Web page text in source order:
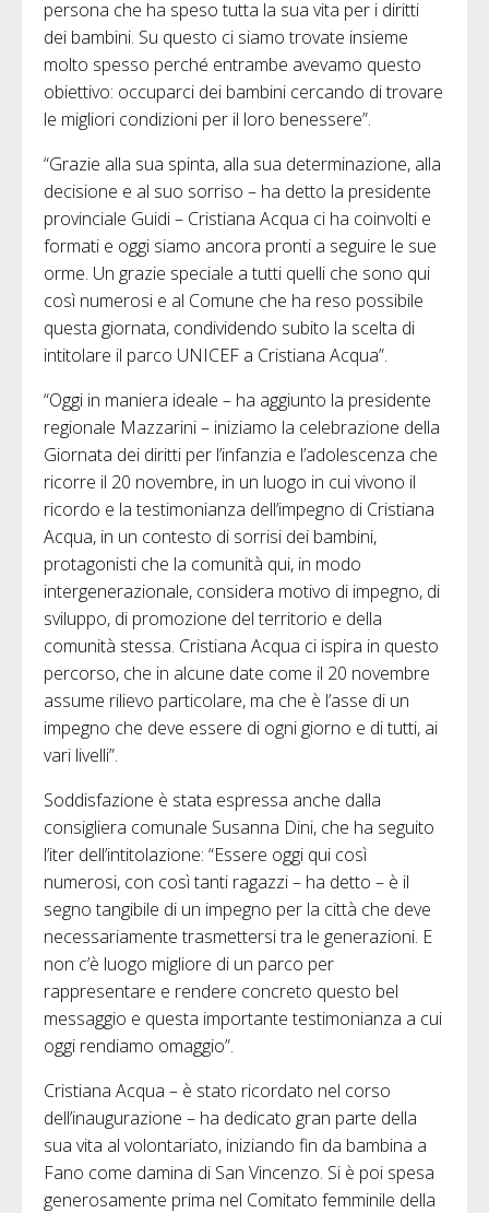
persona che ha speso tutta la sua vita per i diritti
dei bambini. Su questo ci siamo trovate insieme
molto spesso perché entrambe avevamo questo
obiettivo: occuparci dei bambini cercando di trovare
le migliori condizioni per il loro benessere”.
“Grazie alla sua spinta, alla sua determinazione, alla
decisione e al suo sorriso – ha detto la presidente
provinciale Guidi – Cristiana Acqua ci ha coinvolti e
formati e oggi siamo ancora pronti a seguire le sue
orme. Un grazie speciale a tutti quelli che sono qui
così numerosi e al Comune che ha reso possibile
questa giornata, condividendo subito la scelta di
intitolare il parco UNICEF a Cristiana Acqua”.
“Oggi in maniera ideale – ha aggiunto la presidente
regionale Mazzarini – iniziamo la celebrazione della
Giornata dei diritti per l’infanzia e l’adolescenza che
ricorre il 20 novembre, in un luogo in cui vivono il
ricordo e la testimonianza dell’impegno di Cristiana
Acqua, in un contesto di sorrisi dei bambini,
protagonisti che la comunità qui, in modo
intergenerazionale, considera motivo di impegno, di
sviluppo, di promozione del territorio e della
comunità stessa. Cristiana Acqua ci ispira in questo
percorso, che in alcune date come il 20 novembre
assume rilievo particolare, ma che è l’asse di un
impegno che deve essere di ogni giorno e di tutti, ai
vari livelli”.
Soddisfazione è stata espressa anche dalla
consigliera comunale Susanna Dini, che ha seguito
l’iter dell’intitolazione: “Essere oggi qui così
numerosi, con così tanti ragazzi – ha detto – è il
segno tangibile di un impegno per la città che deve
necessariamente trasmettersi tra le generazioni. E
non c’è luogo migliore di un parco per
rappresentare e rendere concreto questo bel
messaggio e questa importante testimonianza a cui
oggi rendiamo omaggio”.
Cristiana Acqua – è stato ricordato nel corso
dell’inaugurazione – ha dedicato gran parte della
sua vita al volontariato, iniziando fin da bambina a
Fano come damina di San Vincenzo. Si è poi spesa
generosamente prima nel Comitato femminile della